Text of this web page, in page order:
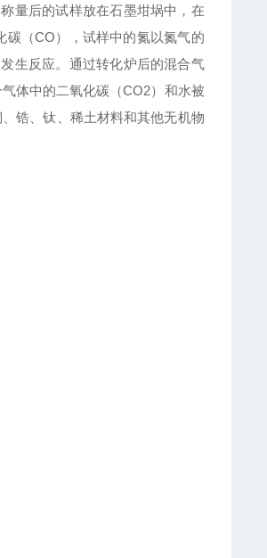
量后的试样放在石墨坩埚中，在
碳（CO），试样中的氮以氮气的
生反应。通过转化炉后的混合气
体中的二氧化碳（CO2）和水被
锆、钛、稀土材料和其他无机物